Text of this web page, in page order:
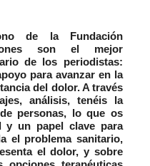
de la Fundación
son el mejor
de los periodistas:
para avanzar en la
del dolor. A través
análisis, tenéis la
personas, lo que os
y un papel clave para
el problema sanitario,
el dolor, y sobre